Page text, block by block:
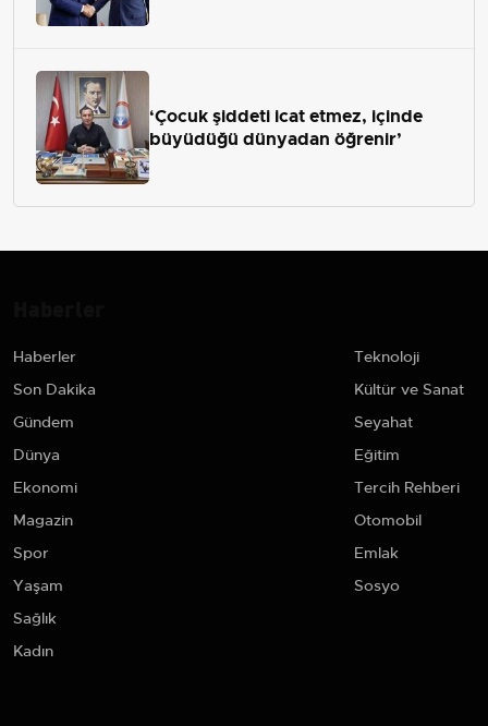
‘Çocuk şiddeti icat etmez, içinde
büyüdüğü dünyadan öğrenir’
Haberler
Son Dakika
Gündem
Dünya
Ekonomi
Magazin
Spor
Yaşam
Sağlık
Kadın
Teknoloji
Kültür ve Sanat
Seyahat
Eğitim
Tercih Rehberi
Otomobil
Emlak
Sosyo